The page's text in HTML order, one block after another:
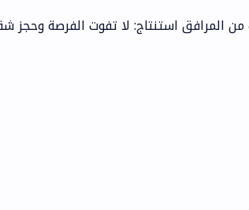
المرافق استنتاج: لا تفوت الفرصة وحجز